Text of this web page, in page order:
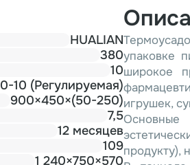
HUALIAN
380
10
0-10 (Регулируемая)
900×450×(50-250)
7,5
12 месяцев
109
1 240×750×570
упаковке
широкое
игрушек,
Основные
продукту),